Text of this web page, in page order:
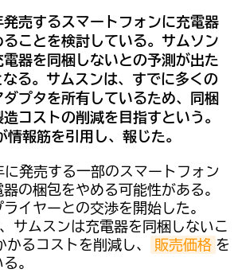
売するスマートフォンに充電器
ことを検討している。サムソン
器を同梱しないとの予測が出た
る。サムスンは、すでに多くの
プタを所有しているため、同梱
コストの削減を目指すという。
報筋を引用し、報じた。
に発売する一部のスマートフォン
の梱包をやめる可能性がある。
イヤーとの交渉を開始した。
サムスンは充電器を同梱しないこ
るコストを削減し、
販売価格 を
。